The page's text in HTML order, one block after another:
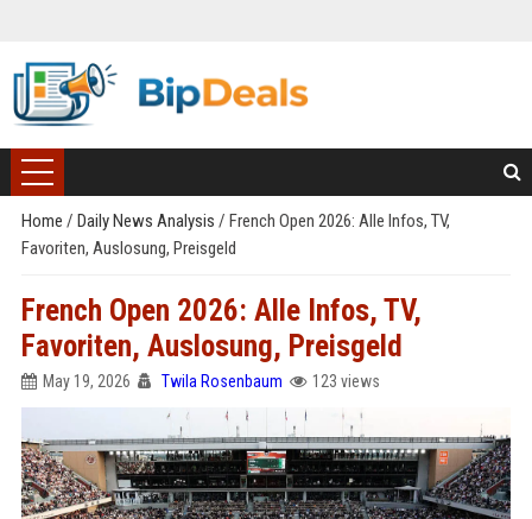
Home / Daily News Analysis / French Open 2026: Alle Infos, TV,
Favoriten, Auslosung, Preisgeld
French Open 2026: Alle Infos, TV,
Favoriten, Auslosung, Preisgeld
May 19, 2026 Twila Rosenbaum 123 views